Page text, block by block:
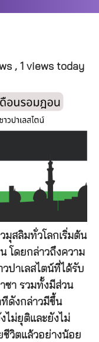
, 1 views today
มุสลิมทั่วโลกเริ่มต้น
โดยกล่าวถึงความ
ปาเลสไตน์ที่ได้รับ
ซา รวมทั้งมีส่วน
ดังกล่าวมีขึ้น
ไม่ยุติและยังไม่
ชีวิตแล้วอย่างน้อย